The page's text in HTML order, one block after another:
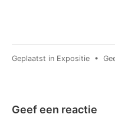
Geplaatst in Expositie •
Geef een reactie